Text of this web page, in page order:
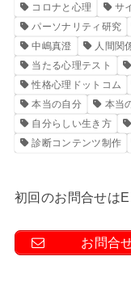
コロナと心理
サ
パーソナリティ研究
中嶋真澄
人間関
当たる心理テスト
性格心理ドットコム
本当の自分
本当
自分らしい生き方
診断コンテンツ制作
初回のお問合せは
お問